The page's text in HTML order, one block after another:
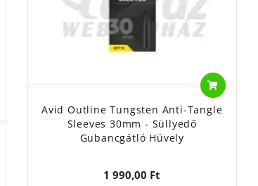
Avid Outline Tungsten Anti-Tangle
Sleeves 30mm - Süllyedő
Gubancgátló Hüvely
1 990,00 Ft